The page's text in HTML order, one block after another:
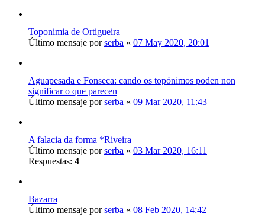
Toponimia de Ortigueira
Último mensaje porserba « 07 May 2020, 20:01
Aguapesada e Fonseca: cando os topónimos poden non
significar o que parecen
Último mensaje porserba « 09 Mar 2020, 11:43
A falacia da forma *Riveira
Último mensaje porserba « 03 Mar 2020, 16:11
Respuestas: 4
Bazarra
Último mensaje porserba « 08 Feb 2020, 14:42